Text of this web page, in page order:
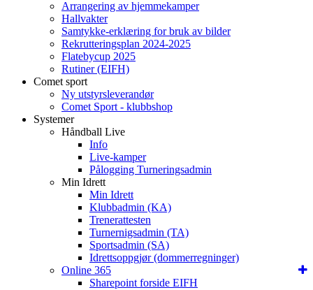
Arrangering av hjemmekamper
Hallvakter
Samtykke-erklæring for bruk av bilder
Rekrutteringsplan 2024-2025
Flatebycup 2025
Rutiner (EIFH)
Comet sport
Ny utstyrsleverandør
Comet Sport - klubbshop
Systemer
Håndball Live
Info
Live-kamper
Pålogging Turneringsadmin
Min Idrett
Min Idrett
Klubbadmin (KA)
Trenerattesten
Turnernigsadmin (TA)
Sportsadmin (SA)
Idrettsoppgjør (dommerregninger)
Online 365
Sharepoint forside EIFH